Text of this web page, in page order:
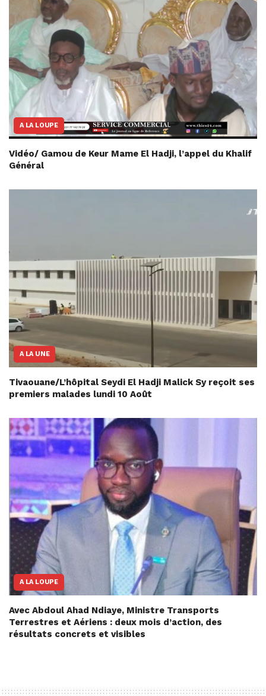
A LA LOUPE
Vidéo/ Gamou de Keur Mame El Hadji, l’appel du Khalif
Général
A LA UNE
Tivaouane/L’hôpital Seydi El Hadji Malick Sy reçoit ses
premiers malades lundi 10 Août
A LA LOUPE
Avec Abdoul Ahad Ndiaye, Ministre Transports
Terrestres et Aériens : deux mois d’action, des
résultats concrets et visibles